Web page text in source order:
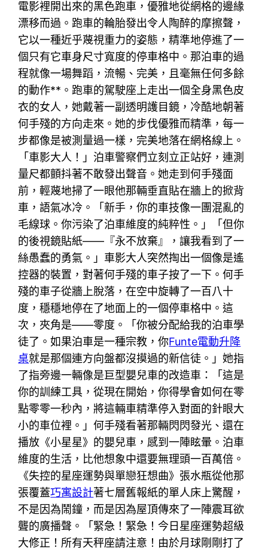
電影裡開出來的黑色跑車，優雅地從網格的邊緣
漂移而過。跑車的輪胎發出令人陶醉的摩擦聲，
它以一種近乎蔑視重力的姿態，精準地停進了一
個只有它車身尺寸寬度的停車格中。那泊車的過
程就像一場舞蹈，流暢、完美，且毫無任何多餘
的動作**。跑車的駕駛座上走出一個全身黑色皮
衣的女人，她戴著一副透明護目鏡，冷酷地朝著
何手殘的方向走來。她的步伐優雅而精準，每一
步都像是被測量過一樣，完美地落在網格線上。
「車影大人！」泊車警察們立刻立正站好，連測
量尺都顫抖著不敢發出聲音。她走到何手殘面
前，輕蔑地掃了一眼他那輛垂直貼在牆上的掀背
車，語氣冰冷。「新手，你的車技像一團混亂的
毛線球。你污染了泊車維度的純粹性。」「但你
的後視鏡貼紙——『永不放棄』，讓我看到了一
絲愚蠢的勇氣。」車影大人突然掏出一個像是遙
控器的裝置，對著何手殘的車子按了一下。何手
殘的車子從牆上脫落，在空中旋轉了一百八十
度，穩穩地停在了地面上的一個停車格中。這
次，夾角是——零度。「你被分配給我的泊車學
徒了。如果泊車是一種宗教，你Funte電動升降
桌就是那個連方向盤都沒摸過的新信徒。」她指
了指旁邊一輛像是巨型嬰兒車的改造車：「這是
你的訓練工具，從現在開始，你得學會如何在零
點零零一秒內，將這輛車精準停入對面的針眼大
小的車位裡。」何手殘看著那輛閃閃發光、還在
播放《小星星》的嬰兒車，感到一陣眩暈。泊車
維度的生活，比他想象中還要無理頭一百萬倍。
《失控的星座運勢與單戀狂想曲》張水瓶從他那
張覆蓋巧寓設計著七層舊報紙的單人床上驚醒，
不是因為鬧鐘，而是因為屋頂傳來了一陣震耳欲
聾的廣播聲。「緊急！緊急！今日星座運勢超級
大修正！所有天秤座請注意！由於月球剛剛打了